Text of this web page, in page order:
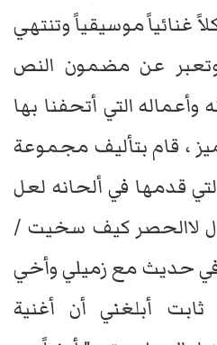
غنائياً موسيقياً وتنتهي
وتعبر عن مضمون النص
التي أتحفنا بها
، قام بتأليف مجموعة
قدمها في ألحانه لعل
لاالحصر كيف سخيت /
حديث مع زميلي وأخي
أبلغني أن أغنية